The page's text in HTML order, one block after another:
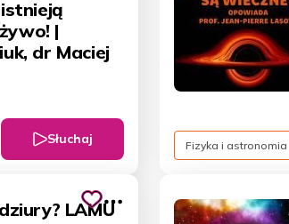
|
dr Maciej
Słuchaj Fizyka i astronomia
LAMU